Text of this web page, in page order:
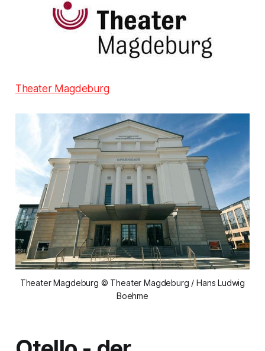
Theater Magdeburg
Theater Magdeburg © Theater Magdeburg / Hans Ludwig
Boehme